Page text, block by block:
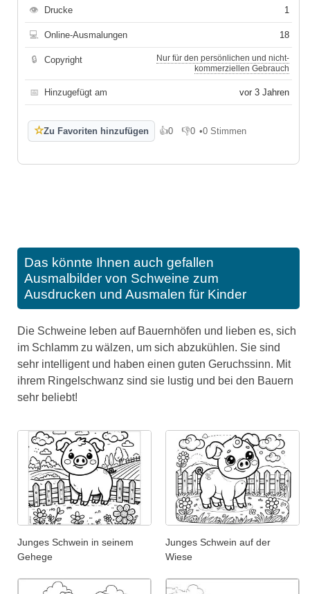
👁 Drucke 1
💻 Online-Ausmalungen 18
🔒 Copyright
Nur für den persönlichen und nicht-
kommerziellen Gebrauch
📅 Hinzugefügt am vor 3 Jahren
☆Zu Favoriten hinzufügen 👍0
Gefällt mir
👎0
Gefällt mir nicht
•0 Stimmen
Das könnte Ihnen auch gefallen
Ausmalbilder von Schweine zum
Ausdrucken und Ausmalen für Kinder
Die Schweine leben auf Bauernhöfen und lieben es, sich
im Schlamm zu wälzen, um sich abzukühlen. Sie sind
sehr intelligent und haben einen guten Geruchssinn. Mit
ihrem Ringelschwanz sind sie lustig und bei den Bauern
sehr beliebt!
Junges Schwein in seinem
Gehege
Junges Schwein auf der
Wiese